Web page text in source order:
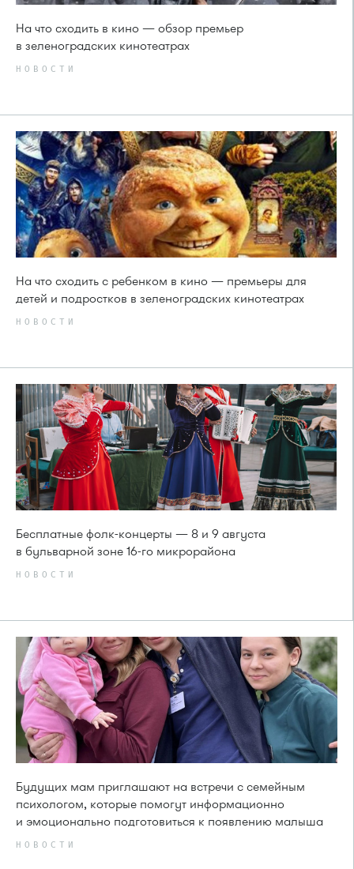
На что сходить в кино — обзор премьер
в зеленоградских кинотеатрах
НОВОСТИ
На что сходить с ребенком в кино — премьеры для
детей и подростков в зеленоградских кинотеатрах
НОВОСТИ
Бесплатные фолк-концерты — 8 и 9 августа
в бульварной зоне 16-го микрорайона
НОВОСТИ
Будущих мам приглашают на встречи с семейным
психологом, которые помогут информационно
и эмоционально подготовиться к появлению малыша
НОВОСТИ